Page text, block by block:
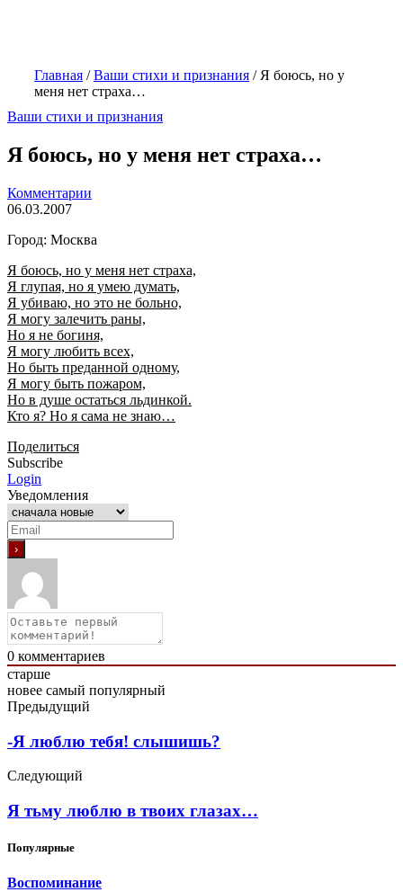
Главная /Ваши стихи и признания / Я боюсь, но у
меня нет страха…
Ваши стихи и признания
Я боюсь, но у меня нет страха…
Комментарии
06.03.2007
Город: Москва
Я боюсь, но у меня нет страха,
Я глупая, но я умею думать,
Я убиваю, но это не больно,
Я могу залечить раны,
Но я не богиня,
Я могу любить всех,
Но быть преданной одному,
Я могу быть пожаром,
Но в душе остаться льдинкой.
Кто я? Но я сама не знаю…
Поделиться
Subscribe
Login
Уведомления
0 комментариев
старше
новее самый популярный
Предыдущий
-Я люблю тебя! слышишь?
Следующий
Я тьму люблю в твоих глазах…
Популярные
Воспоминание